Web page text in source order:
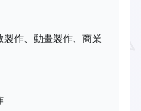
製作、動畫製作、商業